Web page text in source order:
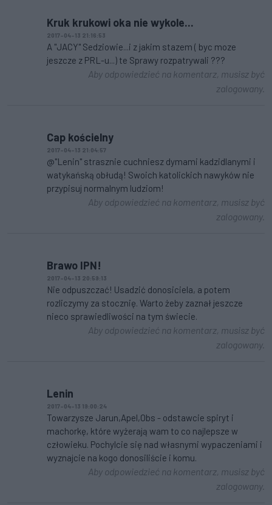
Kruk krukowi oka nie wykole...
2017-04-13 21:16:53
A "JACY" Sedziowie...i z jakim stazem ( byc moze
jeszcze z PRL-u...) te Sprawy rozpatrywali ???
Aby odpowiedzieć na komentarz, musisz być
zalogowany.
Cap kościelny
2017-04-13 21:04:57
@"Lenin" strasznie cuchniesz dymami kadzidlanymi i
watykańską obłudą! Swoich katolickich nawyków nie
przypisuj normalnym ludziom!
Aby odpowiedzieć na komentarz, musisz być
zalogowany.
Brawo IPN!
2017-04-13 20:59:13
Nie odpuszczać! Usadzić donosiciela, a potem
rozliczymy za stocznię. Warto żeby zaznał jeszcze
nieco sprawiedliwości na tym świecie.
Aby odpowiedzieć na komentarz, musisz być
zalogowany.
Lenin
2017-04-13 19:00:24
Towarzysze Jarun,Apel,Obs - odstawcie spiryt i
machorkę, które wyżerają wam to co najlepsze w
człowieku. Pochylcie się nad własnymi wypaczeniami i
wyznajcie na kogo donosiliście i komu.
Aby odpowiedzieć na komentarz, musisz być
zalogowany.